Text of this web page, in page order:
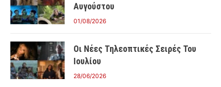
Αυγούστου
01/08/2026
Οι Νέες Τηλεοπτικές Σειρές Του
Ιουλίου
28/06/2026